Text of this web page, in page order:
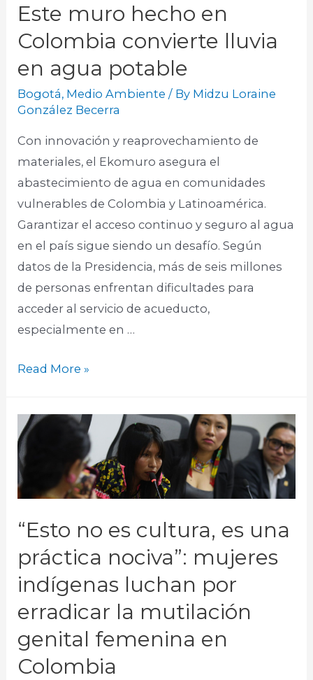
Este muro hecho en
Colombia convierte lluvia
en agua potable
Bogotá, Medio Ambiente / By Midzu Loraine
González Becerra
Con innovación y reaprovechamiento de
materiales, el Ekomuro asegura el
abastecimiento de agua en comunidades
vulnerables de Colombia y Latinoamérica.
Garantizar el acceso continuo y seguro al agua
en el país sigue siendo un desafío. Según
datos de la Presidencia, más de seis millones
de personas enfrentan dificultades para
acceder al servicio de acueducto,
especialmente en …
Read More »
“Esto no es cultura, es una
práctica nociva”: mujeres
indígenas luchan por
erradicar la mutilación
genital femenina en
Colombia